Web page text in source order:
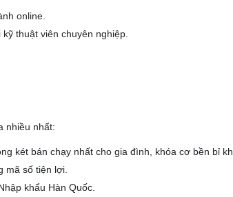
online.
thuật viên chuyên nghiệp.
nhiều nhất:
két bán chạy nhất cho gia đình, khóa cơ bền bỉ
mã số tiện lợi.
khẩu Hàn Quốc.